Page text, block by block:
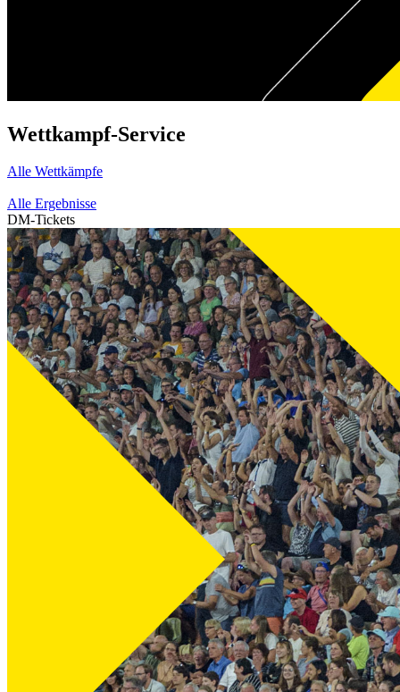
Wettkampf-Service
Alle Wettkämpfe
Alle Ergebnisse
DM-Tickets